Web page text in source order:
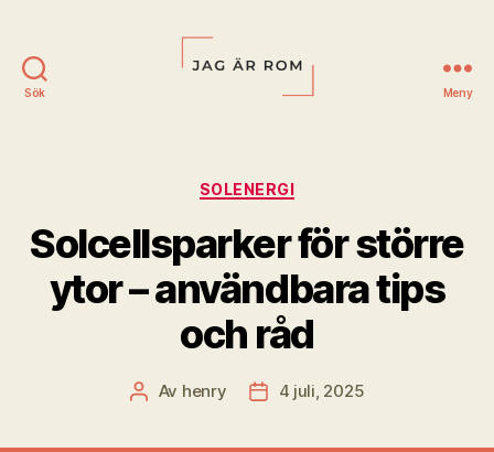
Sök Meny
Kategorier
SOLENERGI
Solcellsparker för större
ytor – användbara tips
och råd
Inläggsförfattare
Av henry Inläggsdatum
4 juli, 2025